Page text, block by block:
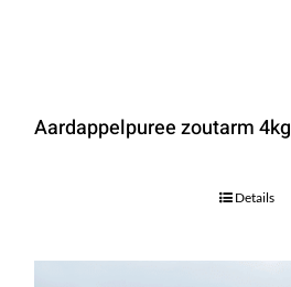
Aardappelpuree zoutarm 4kg
Details